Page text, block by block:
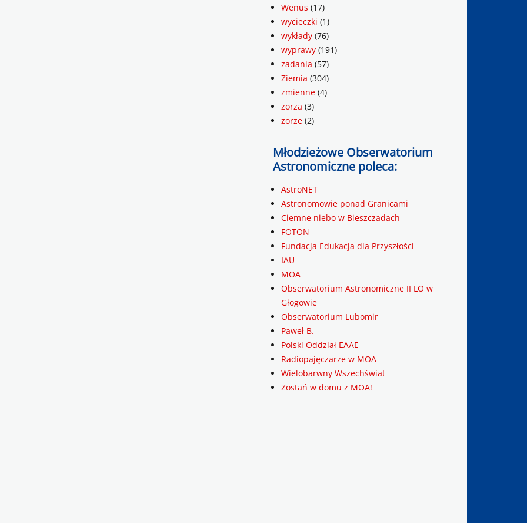
Wenus (17)
wycieczki (1)
wykłady (76)
wyprawy (191)
zadania (57)
Ziemia (304)
zmienne (4)
zorza (3)
zorze (2)
Młodzieżowe Obserwatorium
Astronomiczne poleca:
AstroNET
Astronomowie ponad Granicami
Ciemne niebo w Bieszczadach
FOTON
Fundacja Edukacja dla Przyszłości
IAU
MOA
Obserwatorium Astronomiczne II LO w
Głogowie
Obserwatorium Lubomir
Paweł B.
Polski Oddział EAAE
Radiopajęczarze w MOA
Wielobarwny Wszechświat
Zostań w domu z MOA!